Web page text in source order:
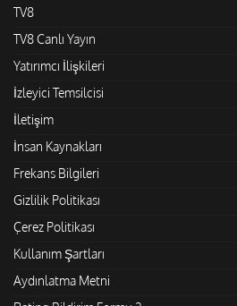
TV8
TV8 Canlı Yayın
Yatırımcı İlişkileri
İzleyici Temsilcisi
İletişim
İnsan Kaynakları
Frekans Bilgileri
Gizlilik Politikası
Çerez Politikası
Kullanım Şartları
Aydınlatma Metni